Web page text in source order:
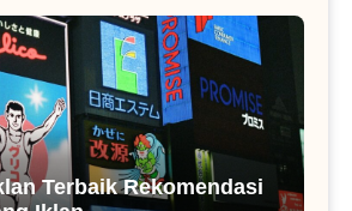
Terbaik Rekomendasi